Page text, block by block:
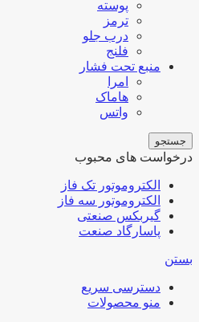
پوسته
ترمز
درب جلو
فلنج
منبع تحت فشار
امرا
هاماک
واتس
جستجو
درخواست های محبوب
الکتروموتور تک فاز
الکتروموتور سه فاز
گیربکس صنعتی
پاسارگاد صنعت
بستن
دسترسی سریع
منو محصولات